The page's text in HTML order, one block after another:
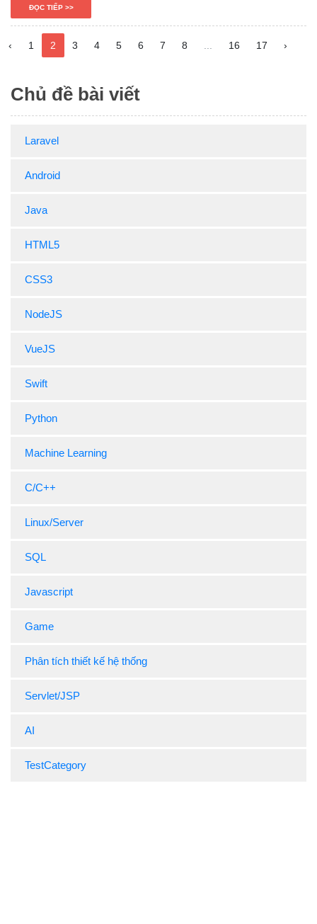
ĐỌC TIẾP >>
‹ 1 2 3 4 5 6 7 8 16 17 ›
Chủ đề bài viết
Laravel
Android
Java
HTML5
CSS3
NodeJS
VueJS
Swift
Python
Machine Learning
C/C++
Linux/Server
SQL
Javascript
Game
Phân tích thiết kế hệ thống
Servlet/JSP
AI
TestCategory